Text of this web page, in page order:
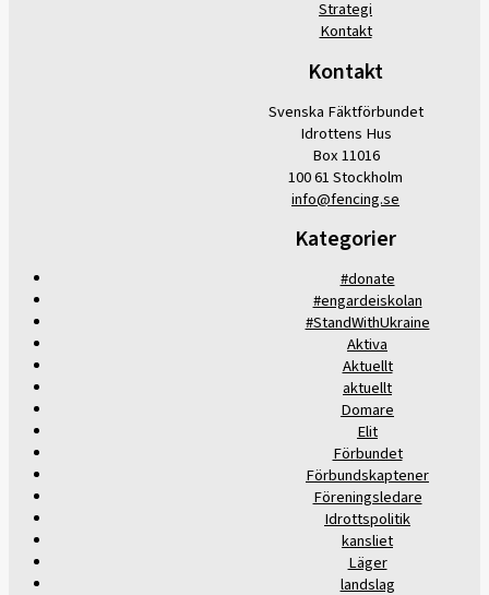
Strategi
Kontakt
Kontakt
Svenska Fäktförbundet
Idrottens Hus
Box 11016
100 61 Stockholm
info@fencing.se
Kategorier
#donate
#engardeiskolan
#StandWithUkraine
Aktiva
Aktuellt
aktuellt
Domare
Elit
Förbundet
Förbundskaptener
Föreningsledare
Idrottspolitik
kansliet
Läger
landslag